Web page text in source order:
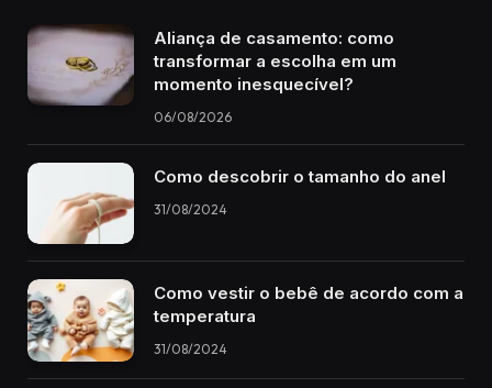
Aliança de casamento: como
transformar a escolha em um
momento inesquecível?
06/08/2026
Como descobrir o tamanho do anel
31/08/2024
Como vestir o bebê de acordo com a
temperatura
31/08/2024